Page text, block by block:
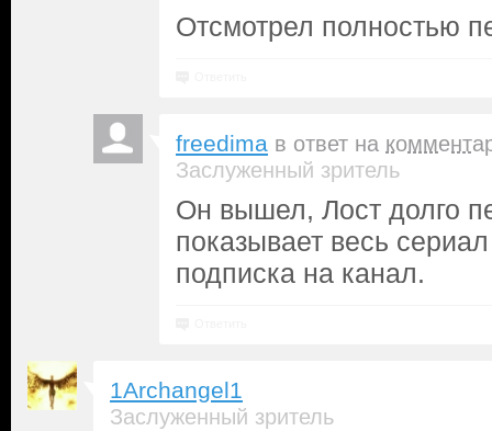
Отсмотрел полностью
freedima в ответ на
Заслуженный зритель
Он вышел, Лост долго
показывает весь
подписка на канал.
1Archangel1
Заслуженный зритель